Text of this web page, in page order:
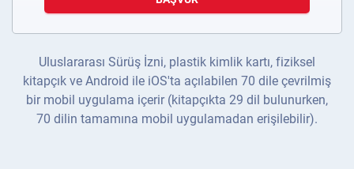
Uluslararası Sürüş İzni, plastik kimlik kartı, fiziksel
kitapçık ve Android ile iOS'ta açılabilen 70 dile çevrilmiş
bir mobil uygulama içerir (kitapçıkta 29 dil bulunurken,
70 dilin tamamına mobil uygulamadan erişilebilir).